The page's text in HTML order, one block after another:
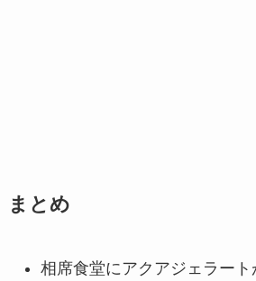
まとめ
相席食堂にアクアジェラー